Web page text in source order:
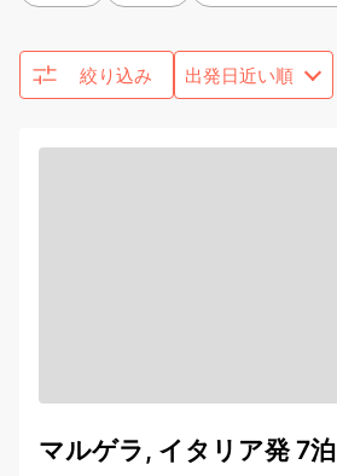
絞り込み
マルゲラ, イタリア発 7泊